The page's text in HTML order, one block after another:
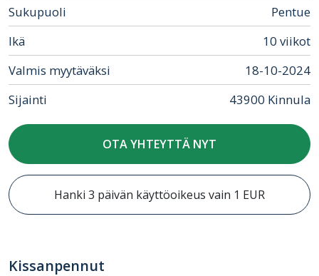
Sukupuoli
Pentue
Ikä
10 viikot
Valmis myytäväksi
18-10-2024
Sijainti
43900 Kinnula
OTA YHTEYTTÄ NYT
Hanki 3 päivän käyttöoikeus vain 1 EUR
Kissanpennut